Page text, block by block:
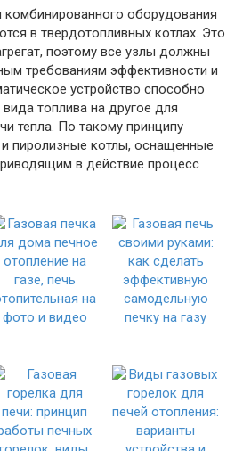
комбинированного оборудования
в твердотопливных котлах. Это
поэтому все узлы должны
требованиям эффективности и
устройство способно
топлива на другое для
тепла. По такому принципу
пиролизные котлы, оснащенные
в действие процесс